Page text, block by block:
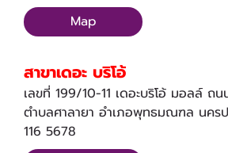
Map
สาขาเดอะ บริโอ้
เลขที่ 199/10-11 เดอะบริโอ้ มอลล์
ตำบลศาลายา อำเภอพุทธมณฑล นคร
116 5678